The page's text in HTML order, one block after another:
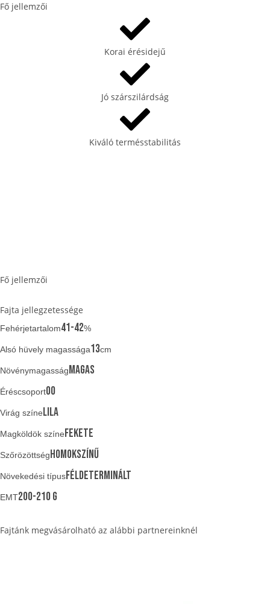
Fő jellemzői
Korai érésidejű
Jó szárszilárdság
Kiváló termésstabilitás
Fő jellemzői
Fajta jellegzetessége
Fehérjetartalom41-42%
Alsó hüvely magassága13cm
Növénymagasságmagas
Éréscsoport00
Virág színelila
Magköldök színefekete
Szőrözöttséghomokszínű
Növekedési típusféldeterminált
EMT200-210 g
Fajtánk megvásárolható az alábbi partnereinknél